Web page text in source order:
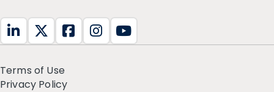
Terms of Use
Privacy Policy